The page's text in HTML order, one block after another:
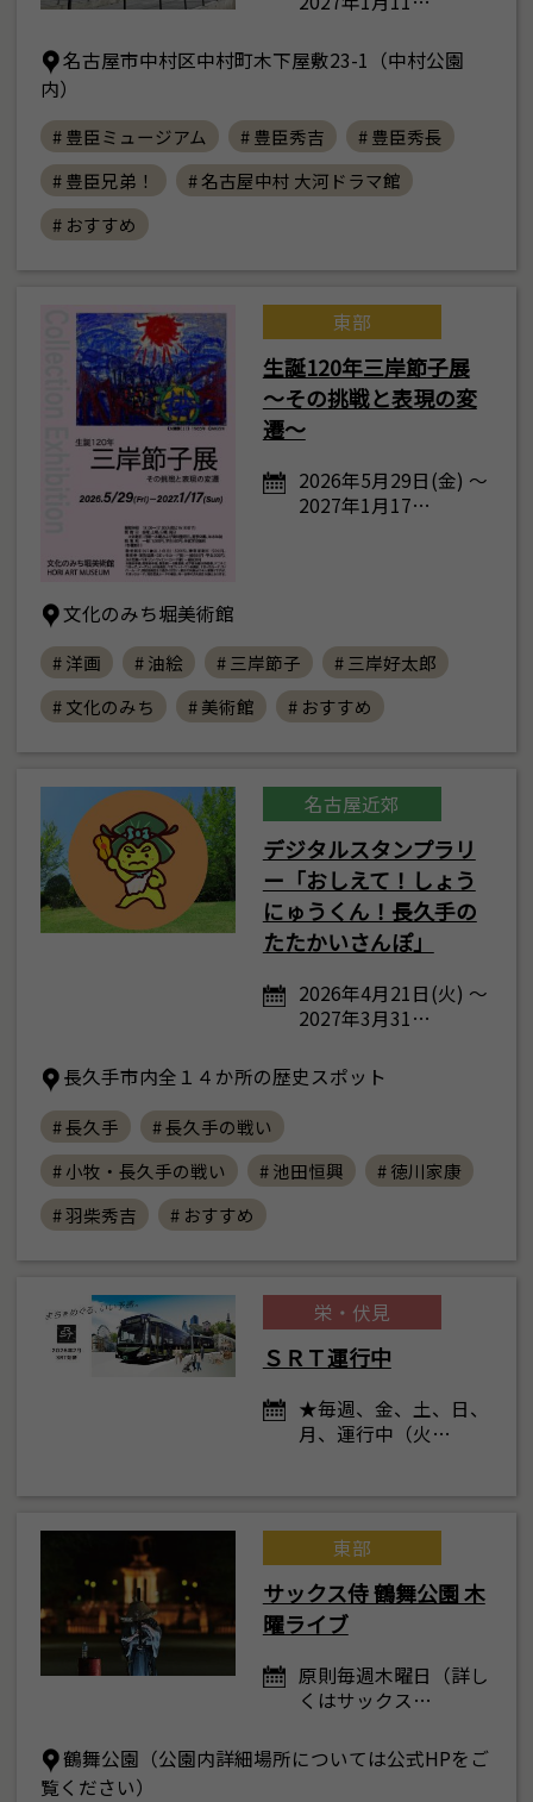
名古屋市中村区中村町木下屋敷23-1（中村公園
内）
# 豊臣ミュージアム # 豊臣秀吉
# 豊臣秀長
# 豊臣兄弟！
# 名古屋中村 大河ドラマ館
# おすすめ
東部
生誕120年三岸節子展
～その挑戦と表現の変
遷～
2026年5月29日(金) ～
2027年1月17…
文化のみち堀美術館
# 洋画 # 油絵 # 三岸節子
# 三岸好太郎
# 文化のみち
# 美術館 # おすすめ
名古屋近郊
デジタルスタンプラリ
ー「おしえて！しょう
にゅうくん！長久手の
たたかいさんぽ」
2026年4月21日(火) ～
2027年3月31…
長久手市内全１４か所の歴史スポット
# 長久手
# 長久手の戦い
# 小牧・長久手の戦い
# 池田恒興
# 徳川家康
# 羽柴秀吉
# おすすめ
栄・伏見
ＳＲＴ運行中
★毎週、金、土、日、
月、運行中（火…
東部
サックス侍 鶴舞公園 木
曜ライブ
原則毎週木曜日（詳し
くはサックス…
鶴舞公園（公園内詳細場所については公式HPをご
覧ください）